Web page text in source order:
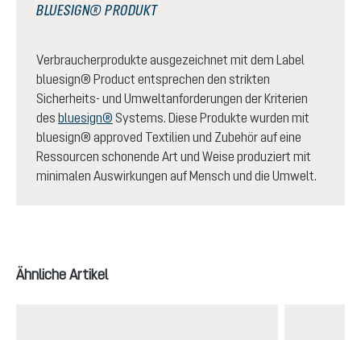
BLUESIGN® PRODUKT
Verbraucherprodukte ausgezeichnet mit dem Label
bluesign® Product entsprechen den strikten
Sicherheits- und Umweltanforderungen der Kriterien
des bluesign® Systems. Diese Produkte wurden mit
bluesign® approved Textilien und Zubehör auf eine
Ressourcen schonende Art und Weise produziert mit
minimalen Auswirkungen auf Mensch und die Umwelt.
Produktgalerie überspringen
Ähnliche Artikel